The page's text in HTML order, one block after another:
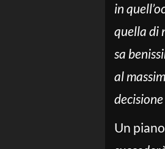
in
quella di
sa
al
Un